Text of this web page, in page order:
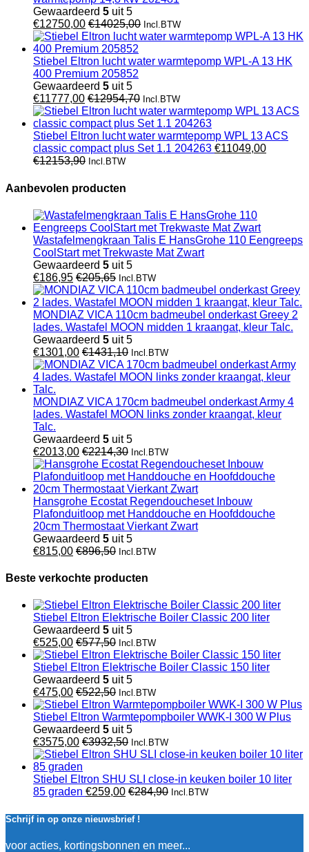
Gewaardeerd 5 uit 5
€12750,00 €14025,00 Incl.BTW
Stiebel Eltron lucht water warmtepomp WPL-A 13 HK
400 Premium 205852
Gewaardeerd 5 uit 5
€11777,00 €12954,70 Incl.BTW
Stiebel Eltron lucht water warmtepomp WPL 13 ACS
classic compact plus Set 1.1 204263 €11049,00
€12153,90 Incl.BTW
Aanbevolen producten
Wastafelmengkraan Talis E HansGrohe 110 Eengreeps
CoolStart met Trekwaste Mat Zwart
Gewaardeerd 5 uit 5
€186,95 €205,65 Incl.BTW
MONDIAZ VICA 110cm badmeubel onderkast Greey 2
lades. Wastafel MOON midden 1 kraangat, kleur Talc.
Gewaardeerd 5 uit 5
€1301,00 €1431,10 Incl.BTW
MONDIAZ VICA 170cm badmeubel onderkast Army 4
lades. Wastafel MOON links zonder kraangat, kleur
Talc.
Gewaardeerd 5 uit 5
€2013,00 €2214,30 Incl.BTW
Hansgrohe Ecostat Regendoucheset Inbouw
Plafonduitloop met Handdouche en Hoofddouche
20cm Thermostaat Vierkant Zwart
Gewaardeerd 5 uit 5
€815,00 €896,50 Incl.BTW
Beste verkochte producten
Stiebel Eltron Elektrische Boiler Classic 200 liter
Gewaardeerd 5 uit 5
€525,00 €577,50 Incl.BTW
Stiebel Eltron Elektrische Boiler Classic 150 liter
Gewaardeerd 5 uit 5
€475,00 €522,50 Incl.BTW
Stiebel Eltron Warmtepompboiler WWK-I 300 W Plus
Gewaardeerd 5 uit 5
€3575,00 €3932,50 Incl.BTW
Stiebel Eltron SHU SLI close-in keuken boiler 10 liter
85 graden €259,00 €284,90 Incl.BTW
Schrijf in op onze nieuwsbrief !
voor acties, kortingsbonnen en meer...